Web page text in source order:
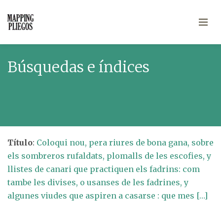
Búsquedas e índices
Título: Coloqui nou, pera riures de bona gana, sobre
els sombreros rufaldats, plomalls de les escofies, y
llistes de canari que practiquen els fadrins: com
tambe les divises, o usanses de les fadrines, y
algunes viudes que aspiren a casarse : que mes […]